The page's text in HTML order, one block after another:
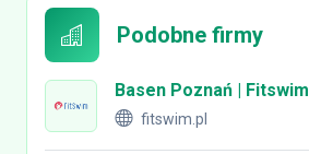
Podobne firmy
Basen Poznań | Fitswim
fitswim.pl